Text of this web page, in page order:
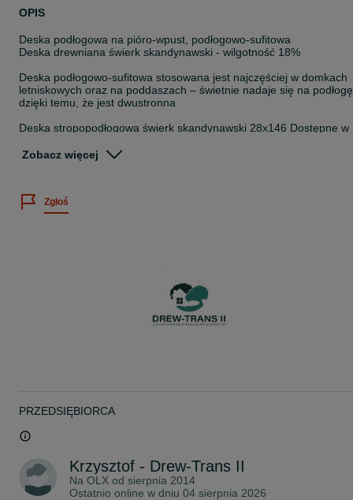
OPIS
Deska podłogowa na pióro-wpust, podłogowo-sufitowa
Deska drewniana świerk skandynawski - wilgotność 18%
Deska podłogowo-sufitowa stosowana jest najczęściej w domkach
letniskowych oraz na poddaszach – świetnie nadaje się na podłogę
dzięki temu, że jest dwustronna
Deska stropopodłogowa świerk skandynawski 28x146 Dostępne w
Cena: od 84,87 zł brutto/m2
Transport poza Polskę przy zamówieniu powyżej 10 m3 ustalany
indywidualnie zależnie od odległości i wielkości zamówienia.
Zapraszamy do kontaktu telefonicznego
Drew-Trans II Centrum Zaopatrzenia Meblarstwa i Budownictwa
Zobacz więcej
Zgłoś
PRZEDSIĘBIORCA
Krzysztof - Drew-Trans II
Na OLX od sierpnia 2014
Ostatnio online w dniu 04 sierpnia 2026